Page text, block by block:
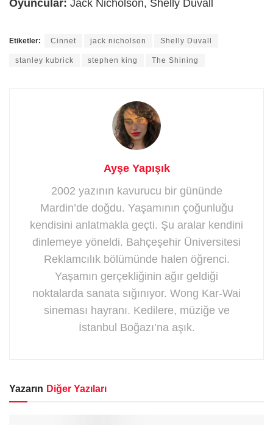
Oyuncular: Jack Nicholson, Shelly Duvall
Etiketler: Cinnet jack nicholson Shelly Duvall
stanley kubrick stephen king The Shining
Ayşe Yapışık
2002 yazının kavurucu bir gününde
Mardin’de doğdu. Yaşamının çoğunluğu
kendisini anlatmakla geçti. Şu aralar kendini
dinlemeye yöneldi. Bahçeşehir Üniversitesi
Reklamcılık bölümünde halen öğrenci.
Yaşamın gerçekliğinin ağır geldiği
noktalarda sanata sığınıyor. Wong Kar-Wai
sineması hayranı. Kedilere, müziğe ve
İstanbul Boğazı’na aşık.
Yazarın Diğer Yazıları